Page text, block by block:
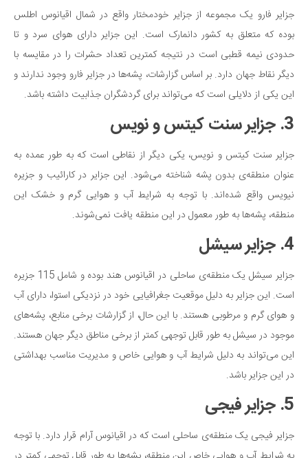
جزایر فارو یک مجموعه از جزایر خودمختار واقع در شمال اقیانوس اطلس
بوده که متعلق به کشور دانمارک است. این جزایر دارای هوای سرد و تا
حدودی نیمه قطبی است در نتیجه کمترین تعداد حشرات را در مقایسه با
دیگر نقاط جهان دارد. بر اساس گزارشات، پشه‌ها در جزایر فارو وجود ندارند و
این یکی از دلایلی است که می‌تواند برای گردشگران جذابیت داشته باشد.
3. جزایر سنت کیتس و نویس
جزایر سنت کیتس و نویس، یکی دیگر از نقاطی است که به طور عمده به
عنوان منطقه‌ی بدون پشه شناخته می‌شود. این جزایر در کارائیب و جزیره
نیویس واقع شده‌اند. با توجه به شرایط آب و هوایی گرم و خشک این
منطقه، پشه‌ها به طور معمول در این منطقه یافت نمی‌شوند.
4. جزایر سیشل
جزایر سیشل یک منطقه‌ی ساحلی در اقیانوس هند بوده و شامل 115 جزیره
است. این جزایر به دلیل موقعیت جغرافیایی خود در نزدیکی استوا، دارای آب
و هوای گرم و مرطوبی هستند. با این حال، از گزارشات برخی منابع، پشه‌های
موجود در سیشل به طور قابل توجهی کمتر از برخی مناطق دیگر جهان هستند.
این می‌تواند به دلیل شرایط آب و هوایی خاص و مدیریت مناسب بهداشتی
در این جزایر باشد.
5. جزایر فیجی
جزایر فیجی یک منطقه‌ی ساحلی است که در اقیانوس آرام قرار دارد. با توجه